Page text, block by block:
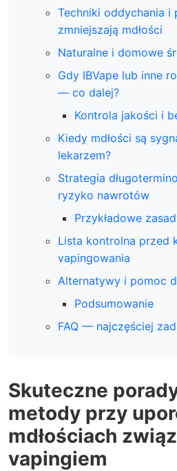
Techniki oddychania i
zmniejszają mdłości
Naturalne i domowe
Gdy IBVape lub inne
— co dalej?
Kontrola jakości i
Kiedy mdłości są
lekarzem?
Strategia
ryzyko nawrotów
Przykładowe
Lista kontrolna przed
vapingowania
Alternatywy i pomoc
Podsumowanie
FAQ — najczęściej
Skuteczne
metody przy
mdłościach
vapingiem